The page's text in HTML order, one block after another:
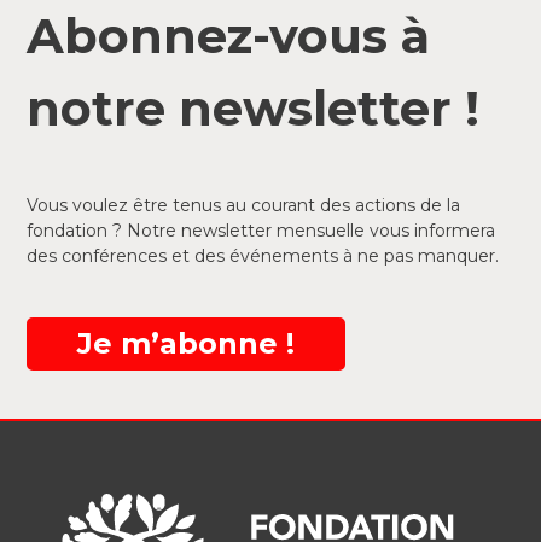
Abonnez-vous à
notre newsletter !
Vous voulez être tenus au courant des actions de la
fondation ? Notre newsletter mensuelle vous informera
des conférences et des événements à ne pas manquer.
Je m’abonne !